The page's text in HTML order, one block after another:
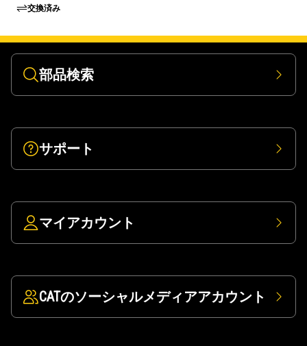
交換済み
部品検索
サポート
マイアカウント
CATのソーシャルメディアアカウント